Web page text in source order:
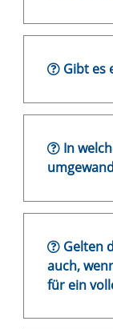
Gibt es
In
Gelten
auch,
für ein